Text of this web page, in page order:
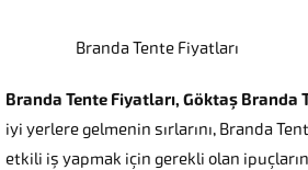
Branda Tente Fiyatları
Branda Tente Fiyatları, Göktaş Branda
iyi yerlere gelmenin sırlarını, Branda
etkili iş yapmak için gerekli olan